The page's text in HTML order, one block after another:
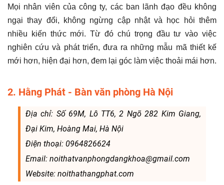
Mọi nhân viên của công ty, các ban lãnh đạo đều không
ngại thay đổi, không ngừng cập nhật và học hỏi thêm
nhiều kiến thức mới. Từ đó chú trọng đầu tư vào việc
nghiên cứu và phát triển, đưa ra những mẫu mã thiết kế
mới hơn, hiện đại hơn, đem lại góc làm việc thoải mái hơn.
2. Hằng Phát - Bàn văn phòng Hà Nội
Địa chỉ: Số 69M, Lô TT6, 2 Ngõ 282 Kim Giang,
Đại Kim, Hoàng Mai, Hà Nội
Điện thoại: 0964826624
Email: noithatvanphongdangkhoa@gmail.com
Website: noithathangphat.com